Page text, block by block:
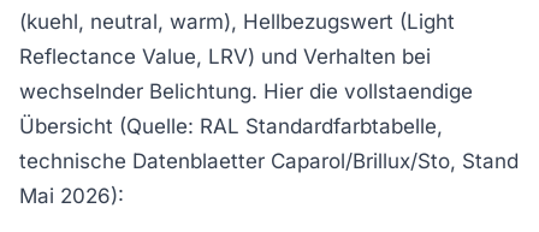
(kuehl, neutral, warm), Hellbezugswert (Light
Reflectance Value, LRV) und Verhalten bei
wechselnder Belichtung. Hier die vollstaendige
Übersicht (Quelle: RAL Standardfarbtabelle,
technische Datenblaetter Caparol/Brillux/Sto, Stand
Mai 2026):